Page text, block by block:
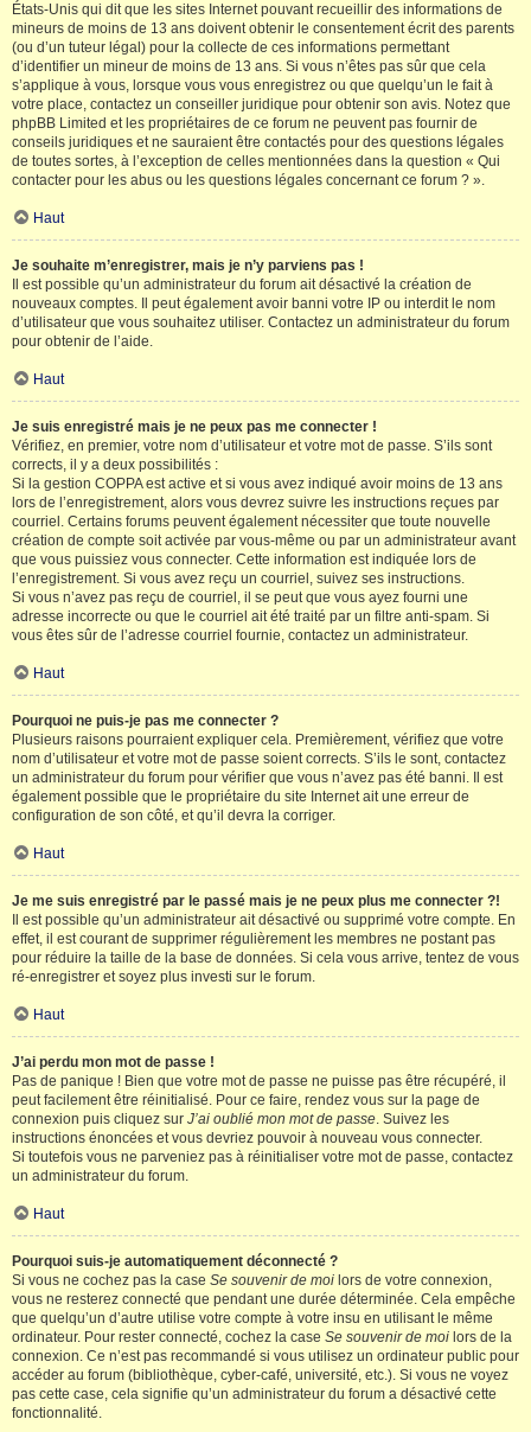
États-Unis qui dit que les sites Internet pouvant recueillir des informations de
mineurs de moins de 13 ans doivent obtenir le consentement écrit des parents
(ou d’un tuteur légal) pour la collecte de ces informations permettant
d’identifier un mineur de moins de 13 ans. Si vous n’êtes pas sûr que cela
s’applique à vous, lorsque vous vous enregistrez ou que quelqu’un le fait à
votre place, contactez un conseiller juridique pour obtenir son avis. Notez que
phpBB Limited et les propriétaires de ce forum ne peuvent pas fournir de
conseils juridiques et ne sauraient être contactés pour des questions légales
de toutes sortes, à l’exception de celles mentionnées dans la question « Qui
contacter pour les abus ou les questions légales concernant ce forum ? ».
Haut
Je souhaite m’enregistrer, mais je n’y parviens pas !
Il est possible qu’un administrateur du forum ait désactivé la création de
nouveaux comptes. Il peut également avoir banni votre IP ou interdit le nom
d’utilisateur que vous souhaitez utiliser. Contactez un administrateur du forum
pour obtenir de l’aide.
Haut
Je suis enregistré mais je ne peux pas me connecter !
Vérifiez, en premier, votre nom d’utilisateur et votre mot de passe. S’ils sont
corrects, il y a deux possibilités :
Si la gestion COPPA est active et si vous avez indiqué avoir moins de 13 ans
lors de l’enregistrement, alors vous devrez suivre les instructions reçues par
courriel. Certains forums peuvent également nécessiter que toute nouvelle
création de compte soit activée par vous-même ou par un administrateur avant
que vous puissiez vous connecter. Cette information est indiquée lors de
l’enregistrement. Si vous avez reçu un courriel, suivez ses instructions.
Si vous n’avez pas reçu de courriel, il se peut que vous ayez fourni une
adresse incorrecte ou que le courriel ait été traité par un filtre anti-spam. Si
vous êtes sûr de l’adresse courriel fournie, contactez un administrateur.
Haut
Pourquoi ne puis-je pas me connecter ?
Plusieurs raisons pourraient expliquer cela. Premièrement, vérifiez que votre
nom d’utilisateur et votre mot de passe soient corrects. S’ils le sont, contactez
un administrateur du forum pour vérifier que vous n’avez pas été banni. Il est
également possible que le propriétaire du site Internet ait une erreur de
configuration de son côté, et qu’il devra la corriger.
Haut
Je me suis enregistré par le passé mais je ne peux plus me connecter ?!
Il est possible qu’un administrateur ait désactivé ou supprimé votre compte. En
effet, il est courant de supprimer régulièrement les membres ne postant pas
pour réduire la taille de la base de données. Si cela vous arrive, tentez de vous
ré-enregistrer et soyez plus investi sur le forum.
Haut
J’ai perdu mon mot de passe !
Pas de panique ! Bien que votre mot de passe ne puisse pas être récupéré, il
peut facilement être réinitialisé. Pour ce faire, rendez vous sur la page de
connexion puis cliquez sur J’ai oublié mon mot de passe. Suivez les
instructions énoncées et vous devriez pouvoir à nouveau vous connecter.
Si toutefois vous ne parveniez pas à réinitialiser votre mot de passe, contactez
un administrateur du forum.
Haut
Pourquoi suis-je automatiquement déconnecté ?
Si vous ne cochez pas la case Se souvenir de moi lors de votre connexion,
vous ne resterez connecté que pendant une durée déterminée. Cela empêche
que quelqu’un d’autre utilise votre compte à votre insu en utilisant le même
ordinateur. Pour rester connecté, cochez la case Se souvenir de moi lors de la
connexion. Ce n’est pas recommandé si vous utilisez un ordinateur public pour
accéder au forum (bibliothèque, cyber-café, université, etc.). Si vous ne voyez
pas cette case, cela signifie qu’un administrateur du forum a désactivé cette
fonctionnalité.